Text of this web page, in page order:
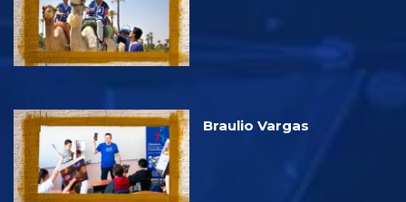
Braulio Vargas